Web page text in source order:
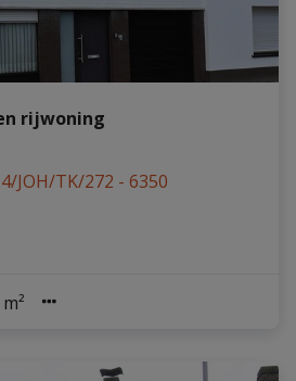
rijwoning
JOH/TK/272 - 6350